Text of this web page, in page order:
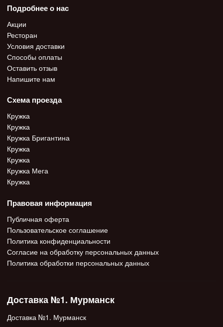
Подробнее о нас
Акции
Ресторан
Условия доставки
Способы оплаты
Оставить отзыв
Напишите нам
Схема проезда
Кружка
Кружка
Кружка Бригантина
Кружка
Кружка
Кружка Мега
Кружка
Правовая информация
Публичная оферта
Пользовательское соглашение
Политика конфиденциальности
Согласие на обработку персональных данных
Политика обработки персональных данных
Доставка №1. Мурманск
Доставка №1. Мурманск